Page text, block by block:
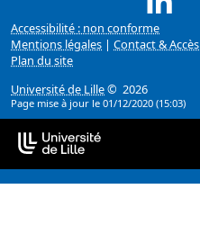
Accessibilité : non conforme
Mentions légales | Contact & Accès
Plan du site
Université de Lille© 2026
Page mise à jour le 01/12/2020 (15:03)